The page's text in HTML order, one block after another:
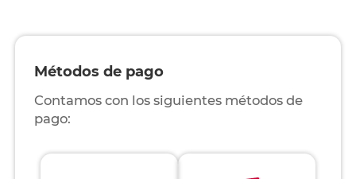
Métodos de pago
Contamos con los siguientes métodos de
pago: